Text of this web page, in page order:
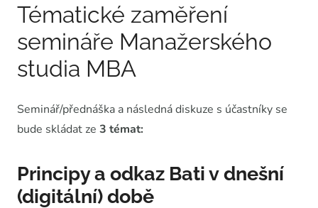
Tématické zaměření
semináře Manažerského
studia MBA
Seminář/přednáška a následná diskuze s účastníky se
bude skládat ze 3 témat:
Principy a odkaz Bati v dnešní
(digitální) době